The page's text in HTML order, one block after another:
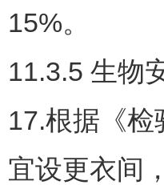
15%。
11.3.5 生物
17.根据《
宜设更衣间